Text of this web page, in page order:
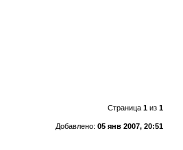
Страница 1из 1
Добавлено: 05 янв 2007, 20:51